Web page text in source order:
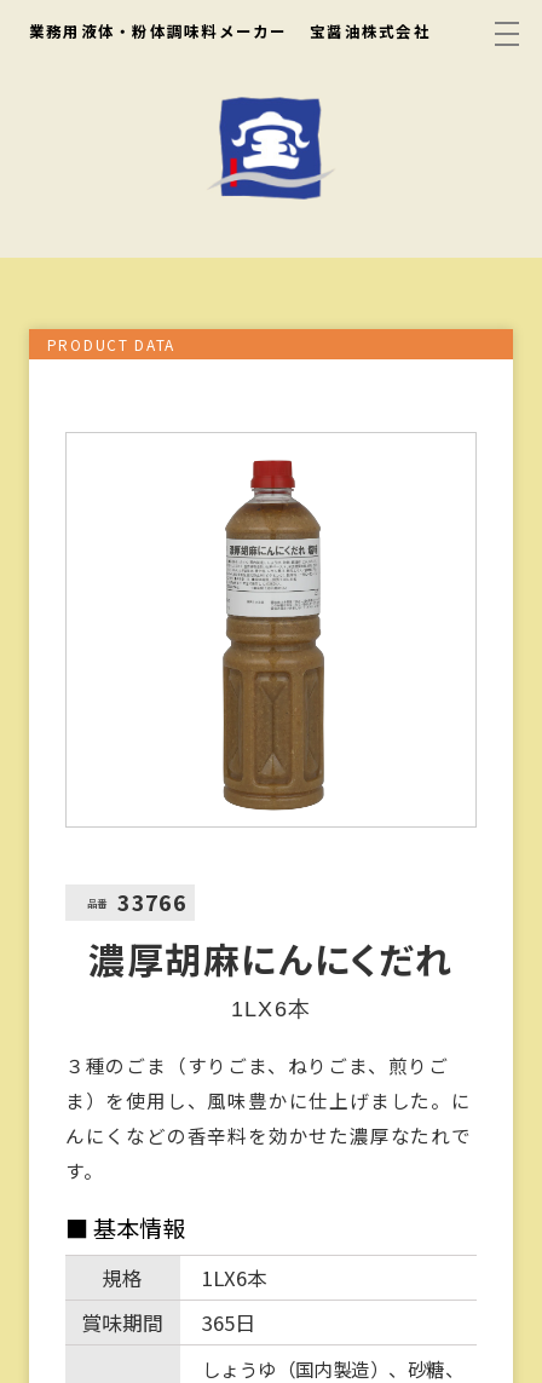
業務用液体・粉体調味料メーカー 宝醤油株式会社
PRODUCT DATA
品番 33766
濃厚胡麻にんにくだれ
1LX6本
３種のごま（すりごま、ねりごま、煎りご
ま）を使用し、風味豊かに仕上げました。に
んにくなどの香辛料を効かせた濃厚なたれで
す。
■ 基本情報
規格
1LX6本
賞味期間
365日
しょうゆ（国内製造）、砂糖、